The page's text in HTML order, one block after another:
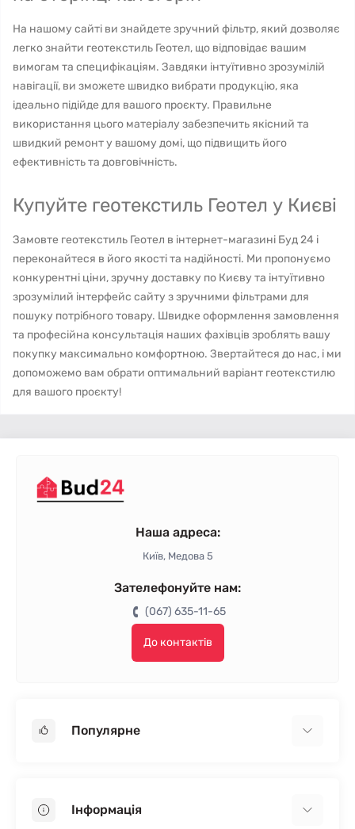
На нашому сайті ви знайдете зручний фільтр, який дозволяє
легко знайти геотекстиль Геотел, що відповідає вашим
вимогам та специфікаціям. Завдяки інтуїтивно зрозумілій
навігації, ви зможете швидко вибрати продукцію, яка
ідеально підійде для вашого проєкту. Правильне
використання цього матеріалу забезпечить якісний та
швидкий ремонт у вашому домі, що підвищить його
ефективність та довговічність.
Купуйте геотекстиль Геотел у Києві
Замовте геотекстиль Геотел в інтернет-магазині Буд 24 і
переконайтеся в його якості та надійності. Ми пропонуємо
конкурентні ціни, зручну доставку по Києву та інтуїтивно
зрозумілий інтерфейс сайту з зручними фільтрами для
пошуку потрібного товару. Швидке оформлення замовлення
та професійна консультація наших фахівців зроблять вашу
покупку максимально комфортною. Звертайтеся до нас, і ми
допоможемо вам обрати оптимальний варіант геотекстилю
для вашого проєкту!
Наша адреса:
Київ, Медова 5
Зателефонуйте нам:
(067) 635-11-65
До контактів
Популярне
Пінопласт
Інформація